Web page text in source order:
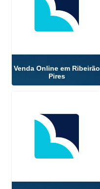
Venda Online em Ribeirão
Pires